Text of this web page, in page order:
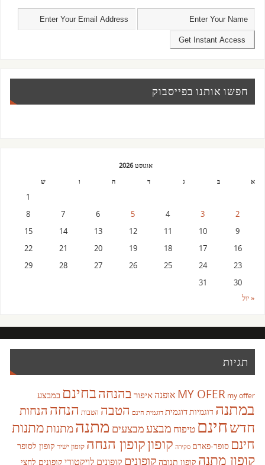
חפשו אותנו בפייסבוק
אוגוסט 2026
א
ב ג ד ה ו ש
1
2
3
4
5
6
7
8
9
10
11
12
13
14
15
16
17
18
19
20
21
22
23
24
25
26
27
28
29
30
31
« יול
תגיות
MY OFER my offer אופנהאיפור בהנחהבחינם במבצע
במתנה דוגמיותדוגמית דוגמית חינם הטבה הטבות הנחה הנחות
חדשחינם טיפוח מבצעמבצעים מתנהמתנותמתנות
חינם סופר-פארם סקירה קופוןקופון הנחה קופון ישיר קופון לסופר
קופון מתנה קופון תנובה קופונים קופונים לויקטורי קופונים לחצי